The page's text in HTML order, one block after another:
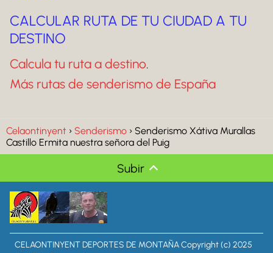
CALCULAR RUTA DE TU CIUDAD A TU
DESTINO
Calcula tu ruta a destino.
Más rutas de senderismo de España
Celaontinyent Senderismo
Senderismo Xátiva Murallas
Castillo Ermita nuestra señora del Puig
Subir
CELAONTINYENT DEPORTES DE MONTAÑA Copyright (c) 2025